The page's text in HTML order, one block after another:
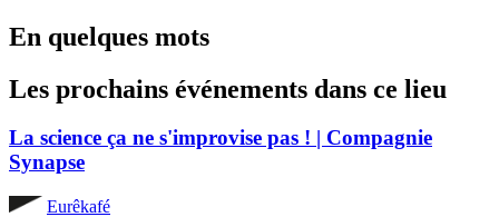
En quelques mots
Les prochains événements dans ce lieu
La science ça ne s'improvise pas ! | Compagnie
Synapse
Eurêkafé